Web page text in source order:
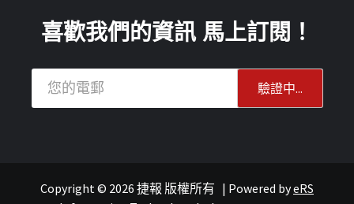
2026-08-11
喜歡我們的資訊 馬上訂閱！
Copyright © 2026 捷報 版權所有 | Powered byeRS